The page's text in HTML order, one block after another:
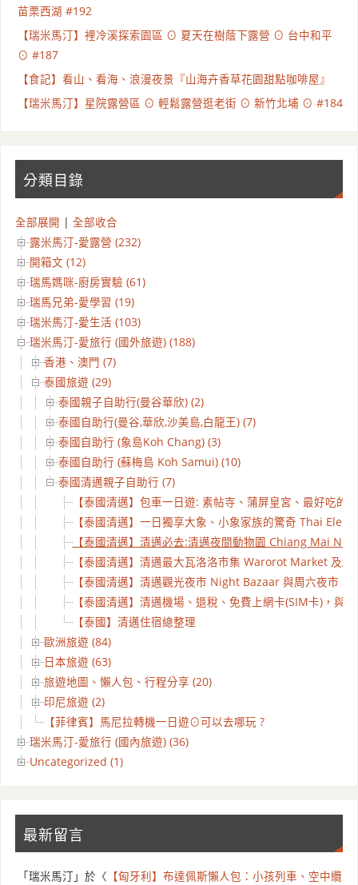
苗栗西湖 #192
【瑞米馬汀】裡冷溪探索園區 ⊙ 夏天在樹蔭下露營 ⊙ 台中和平
⊙ #187
【食記】看山、看海、浪漫夜景『山海卉香草花園甜點咖啡屋』
【瑞米馬汀】星院露營區 ⊙ 輕鬆露營逛老街 ⊙ 新竹北埔 ⊙ #184
分類目錄
全部展開 | 全部收合
露米馬汀-愛露營 (232)
開箱文 (12)
瑞馬媽咪-廚房實驗 (61)
瑞馬兄弟-愛學習 (19)
瑞米馬汀-愛生活 (103)
瑞米馬汀-愛旅行 (國外旅遊) (188)
香港、澳門 (7)
泰國旅遊 (29)
泰國親子自助行(曼谷華欣) (2)
泰國自助行(曼谷,華欣,沙美島,白龍王) (7)
泰國自助行 (象島Koh Chang) (3)
泰國自助行 (蘇梅島 Koh Samui) (10)
泰國清邁親子自助行 (7)
【泰國清邁】包車一日遊: 素帖寺、蒲屏皇宮、最好吃的
【泰國清邁】一日獨享大象、小象家族的驚奇 Thai
【泰國清邁】清邁必去:清邁夜間動物園 Chiang Mai
【泰國清邁】清邁最大瓦洛洛市集 Warorot Market 及
【泰國清邁】清邁觀光夜市 Night Bazaar 與周六夜市
【泰國清邁】清邁機場、退稅、免費上網卡(SIM卡)，
【泰國】清邁住宿總整理
歐洲旅遊 (84)
日本旅遊 (63)
旅遊地圖、懶人包、行程分享 (20)
印尼旅遊 (2)
【菲律賓】馬尼拉轉機一日遊⊙可以去哪玩 ?
瑞米馬汀-愛旅行 (國內旅遊) (36)
Uncategorized (1)
最新留言
「 瑞米馬汀 」於〈 【匈牙利】布達佩斯懶人包：小孩列車、空中纜